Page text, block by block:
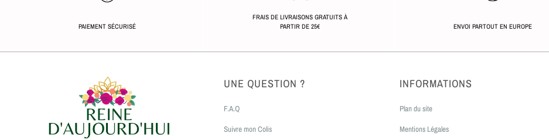
PAIEMENT SÉCURISÉ
FRAIS DE LIVRAISONS GRATUITS À
PARTIR DE 25€
ENVOI PARTOUT EN EUROPE
UNE QUESTION ?
F.A.Q
Suivre mon Colis
INFORMATIONS
Plan du site
Mentions Légales